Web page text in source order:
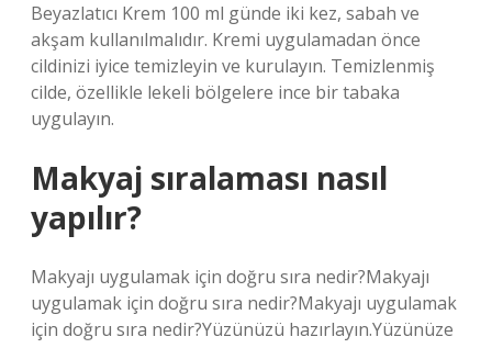
Beyazlatıcı Krem 100 ml günde iki kez, sabah ve
akşam kullanılmalıdır. Kremi uygulamadan önce
cildinizi iyice temizleyin ve kurulayın. Temizlenmiş
cilde, özellikle lekeli bölgelere ince bir tabaka
uygulayın.
Makyaj sıralaması nasıl
yapılır?
Makyajı uygulamak için doğru sıra nedir?Makyajı
uygulamak için doğru sıra nedir?Makyajı uygulamak
için doğru sıra nedir?Yüzünüzü hazırlayın.Yüzünüze